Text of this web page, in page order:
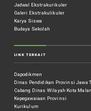
Jadwal Ekstrakurikuler
Galeri Ekstrakulikuler
Karya Siswa
Budaya Sekolah
LINK TERKAIT
Dapodikmen
Dinas Pendidikan Provinsi Jawa
Cabang Dinas Wilayah Kota
Kepegawaiaan Provinsi
Kurikulum